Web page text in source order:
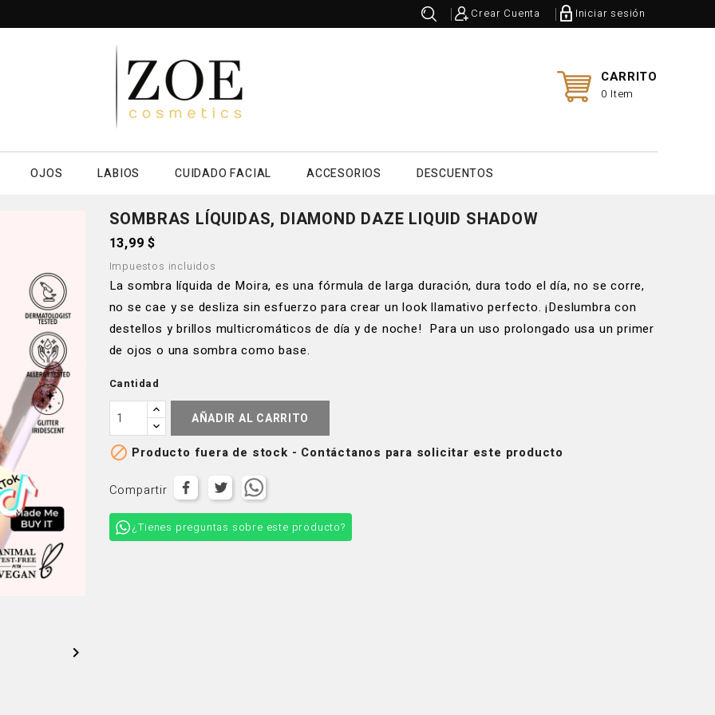
Crear Cuenta Iniciar sesión
CARRITO
0 Item
OJOS LABIOS CUIDADO FACIAL ACCESORIOS DESCUENTOS

SOMBRAS LÍQUIDAS, DIAMOND DAZE LIQUID SHADOW
13,99 $
Impuestos incluidos
La sombra líquida de Moira, es una fórmula de larga duración, dura todo el día, no se corre,
no se cae y se desliza sin esfuerzo para crear un look llamativo perfecto. ¡Deslumbra con
destellos y brillos multicromáticos de día y de noche! Para un uso prolongado usa un primer
de ojos o una sombra como base.
Cantidad
AÑADIR AL CARRITO
 Producto fuera de stock - Contáctanos para solicitar este producto
Compartir
¿Tienes preguntas sobre este producto?